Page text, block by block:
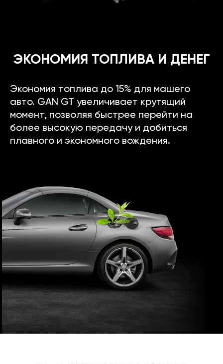
ЭКОНОМИЯ ТОПЛИВА И ДЕНЕГ
Экономия топлива до 15% для машего
авто. GAN GT увеличивает крутящий
момент, позволяя быстрее перейти на
более высокую передачу и добиться
плавного и экономного вождения.